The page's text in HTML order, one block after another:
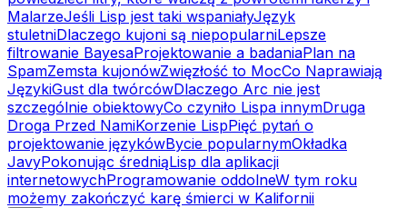
MalarzeJeśli Lisp jest taki wspaniałyJęzyk
stuletniDlaczego kujoni są niepopularniLepsze
filtrowanie BayesaProjektowanie a badaniaPlan na
SpamZemsta kujonówZwięzłość to MocCo Naprawiają
JęzykiGust dla twórcówDlaczego Arc nie jest
szczególnie obiektowyCo czyniło Lispa innymDruga
Droga Przed NamiKorzenie LispPięć pytań o
projektowanie językówBycie popularnymOkładka
JavyPokonując średniąLisp dla aplikacji
internetowychProgramowanie oddolneW tym roku
możemy zakończyć karę śmierci w Kalifornii